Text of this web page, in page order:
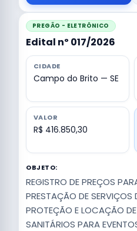
PREGÃO - ELETRÔNICO
Edital nº 017/2026
CIDADE
Campo do Brito — SE
VALOR
R$ 416.850,30
OBJETO:
REGISTRO DE PREÇOS
PRESTAÇÃO DE
PROTEÇÃO E LOCAÇÃO
SANITÁRIOS PARA